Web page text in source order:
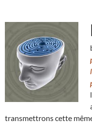
transmettrons cette